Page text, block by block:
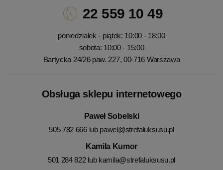
22 559 10 49
poniedziałek - piątek: 10:00 - 18:00
sobota: 10:00 - 15:00
Bartycka 24/26 paw. 227, 00-716 Warszawa
Obsługa sklepu internetowego
Paweł Sobelski
505 782 666 lub pawel@strefaluksusu.pl
Kamila Kumor
501 284 822 lub kamila@strefaluksusu.pl